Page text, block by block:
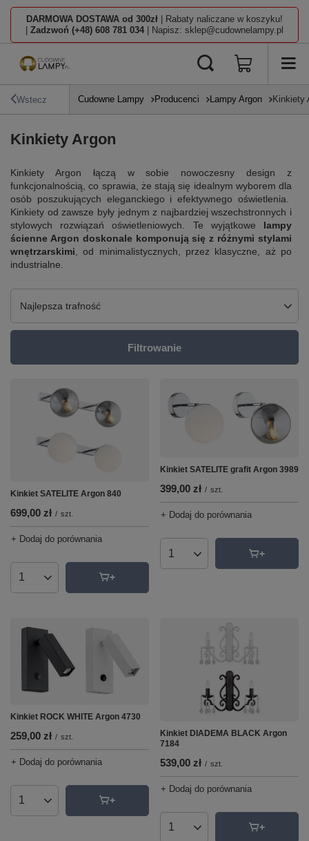
DARMOWA DOSTAWA od 300zł | Rabaty naliczane w koszyku!
Zadzwoń (+48) 608 781 034 | Napisz: sklep@cudownelampy.pl
Wstecz Cudowne Lampy Producenci Lampy Argon Kinkiety
Kinkiety Argon
Kinkiety Argon łączą w sobie nowoczesny design z
funkcjonalnością, co sprawia, że stają się idealnym wyborem dla
osób poszukujących eleganckiego i efektywnego oświetlenia.
Kinkiety od zawsze były jednym z najbardziej wszechstronnych i
stylowych rozwiązań oświetleniowych. Te wyjątkowe lampy
ścienne Argon doskonale komponują się z różnymi stylami
wnętrzarskimi , od minimalistycznych, przez klasyczne, aż po
industrialne.
Zmień sortowanie
Najlepsza trafność
Filtrowanie
Kinkiet SATELITE Argon 840
699,00 zł / szt.
+ Dodaj do porównania
Ilość produktów
Kinkiet SATELITE grafit Argon 3989
399,00 zł / szt.
+ Dodaj do porównania
Ilość produktów
Kinkiet ROCK WHITE Argon 4730
259,00 zł / szt.
+ Dodaj do porównania
Ilość produktów
Kinkiet DIADEMA BLACK Argon
7184
539,00 zł / szt.
+ Dodaj do porównania
Ilość produktów